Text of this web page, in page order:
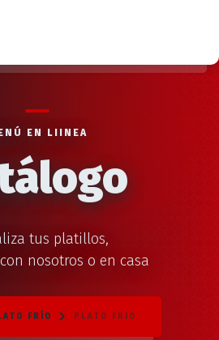
EN LIINEA
tus platillos,
nosotros o en casa
FRÍO PLATO FRIO